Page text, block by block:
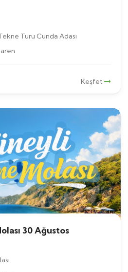
Turu Cunda Adası
Keşfet
30 Ağustos